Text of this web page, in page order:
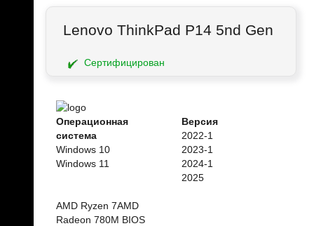
Lenovo ThinkPad P14 5nd Gen
Сертифицирован
Операционная
система
Windows 10
Windows 11
Версия
2022-1
2023-1
2024-1
2025
AMD Ryzen 7AMD
Radeon 780M BIOS